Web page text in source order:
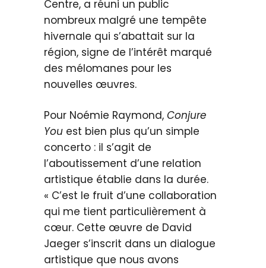
Centre, a réuni un public
nombreux malgré une tempête
hivernale qui s’abattait sur la
région, signe de l’intérêt marqué
des mélomanes pour les
nouvelles œuvres.
Pour Noémie Raymond, Conjure
You est bien plus qu’un simple
concerto : il s’agit de
l’aboutissement d’une relation
artistique établie dans la durée.
« C’est le fruit d’une collaboration
qui me tient particulièrement à
cœur. Cette œuvre de David
Jaeger s’inscrit dans un dialogue
artistique que nous avons